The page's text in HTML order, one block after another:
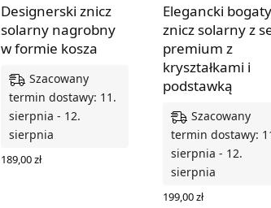
Designerski znicz
solarny nagrobny
w formie kosza
Szacowany
termin dostawy: 11.
sierpnia - 12.
sierpnia
189,00zł
Elegancki bogaty
znicz solarny z
premium z
kryształkami i
podstawką
Szacowany
termin dostawy:
sierpnia - 12.
sierpnia
199,00zł